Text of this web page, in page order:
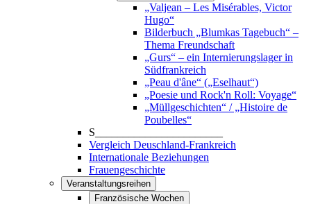
„Valjean – Les Misérables, Victor
Hugo“
Bilderbuch „Blumkas Tagebuch“ –
Thema Freundschaft
„Gurs“ – ein Internierungslager in
Südfrankreich
„Peau d'âne“ („Eselhaut“)
„Poesie und Rock'n Roll: Voyage“
„Müllgeschichten“ / „Histoire de
Poubelles“
S_______________________
Vergleich Deuschland-Frankreich
Internationale Beziehungen
Frauengeschichte
Veranstaltungsreihen
Französische Wochen